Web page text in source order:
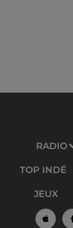
RADIO
TOP INDÉ
JEUX